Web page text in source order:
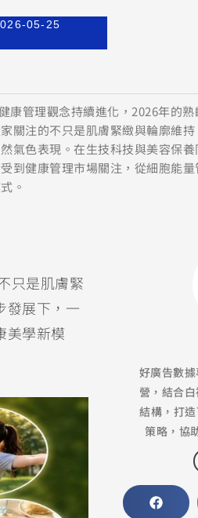
05-25
康管理觀念持續進化，2026年的
關注的不只是肌膚緊緻與輪廓維
氣色表現。在生技科技與美容保
到健康管理市場關注，從細胞能
。
只是肌膚緊
發展下，一
美學新模
好廣告數
營，結合
結構，打
策略，協